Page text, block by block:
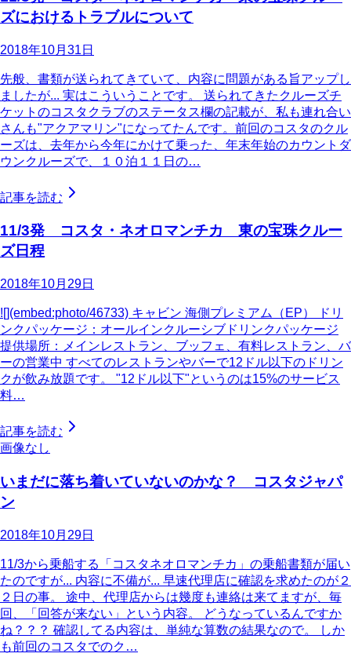
ズにおけるトラブルについて
2018年10月31日
先般、書類が送られてきていて、内容に問題がある旨アップし
ましたが... 実はこういうことです。 送られてきたクルーズチ
ケットのコスタクラブのステータス欄の記載が、私も連れ合い
さんも"アクアマリン"になってたんです。前回のコスタのクル
ーズは、去年から今年にかけて乗った、年末年始のカウントダ
ウンクルーズで、１０泊１１日の…
記事を読む
11/3発 コスタ・ネオロマンチカ 東の宝珠クルー
ズ日程
2018年10月29日
![](embed:photo/46733) キャビン 海側プレミアム（EP） ドリ
ンクパッケージ：オールインクルーシブドリンクパッケージ
提供場所：メインレストラン、ブッフェ、有料レストラン、バ
ーの営業中 すべてのレストランやバーで12ドル以下のドリン
クが飲み放題です。 "12ドル以下"というのは15%のサービス
料…
記事を読む
画像なし
いまだに落ち着いていないのかな？ コスタジャパ
ン
2018年10月29日
11/3から乗船する「コスタネオロマンチカ」の乗船書類が届い
たのですが... 内容に不備が... 早速代理店に確認を求めたのが２
２日の事。 途中、代理店からは幾度も連絡は来てますが、毎
回、「回答が来ない」という内容。 どうなっているんですか
ね？？？ 確認してる内容は、単純な算数の結果なので。 しか
も前回のコスタでのク…